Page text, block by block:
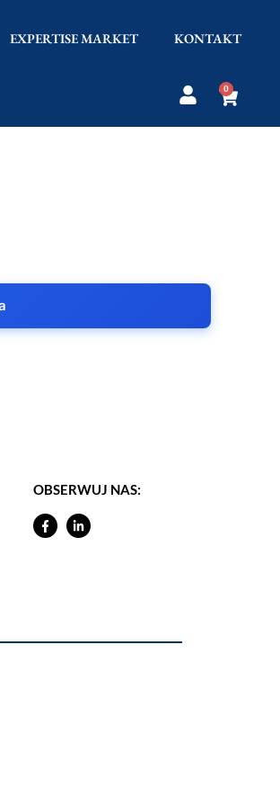
EXPERTISE MARKET KONTAKT
0
OBSERWUJ NAS: